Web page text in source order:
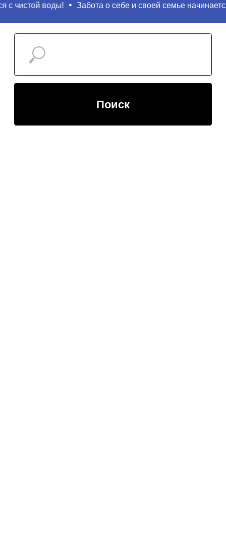
чистой воды! Забота о себе и своей семье